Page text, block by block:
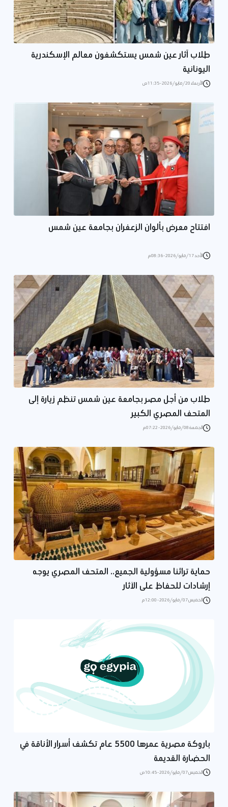
طلاب آثار عين شمس يستكشفون معالم الإسكندرية
اليونانية
الأربعاء 20/مايو/2026 - 11:35 ص
افتتاح معرض بألوان الزعفران بجامعة عين شمس
الأحد 17/مايو/2026 - 08:36 م
طلاب من أجل مصر بجامعة عين شمس تنظم زيارة إلى
المتحف المصري الكبير
الجمعة 08/مايو/2026 - 07:22 م
حماية تراثنا مسؤولية الجميع.. المتحف المصري يوجه
إرشادات للحفاظ على الآثار
الخميس 07/مايو/2026 - 12:00 م
باروكة مصرية عمرها 5500 عام تكشف أسرار الأناقة في
الحضارة القديمة
الخميس 07/مايو/2026 - 10:45 ص